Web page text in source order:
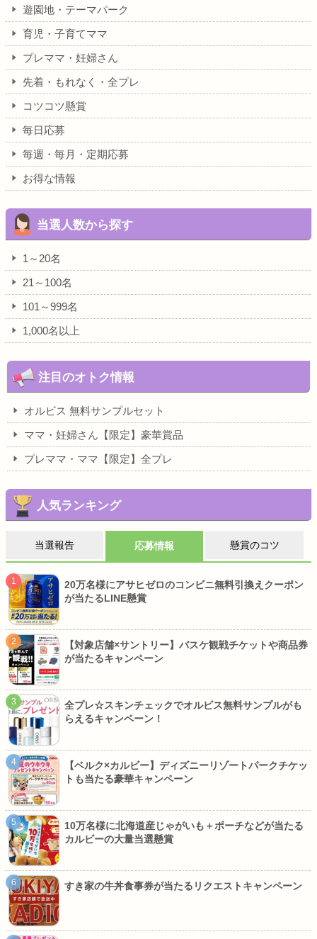
遊園地・テーマパーク
育児・子育てママ
プレママ・妊婦さん
先着・もれなく・全プレ
コツコツ懸賞
毎日応募
毎週・毎月・定期応募
お得な情報
当選人数から探す
1～20名
21～100名
101～999名
1,000名以上
注目のオトク情報
オルビス 無料サンプルセット
ママ・妊婦さん【限定】豪華賞品
プレママ・ママ【限定】全プレ
人気ランキング
当選報告 応募情報 懸賞のコツ
20万名様にアサヒゼロのコンビニ無料引換えクーポン
が当たるLINE懸賞
【対象店舗×サントリー】バスケ観戦チケットや商品券
が当たるキャンペーン
全プレ☆スキンチェックでオルビス無料サンプルがも
らえるキャンペーン！
【ベルク×カルビー】ディズニーリゾートパークチケッ
トも当たる豪華キャンペーン
10万名様に北海道産じゃがいも＋ポーチなどが当たる
カルビーの大量当選懸賞
すき家の牛丼食事券が当たるリクエストキャンペーン